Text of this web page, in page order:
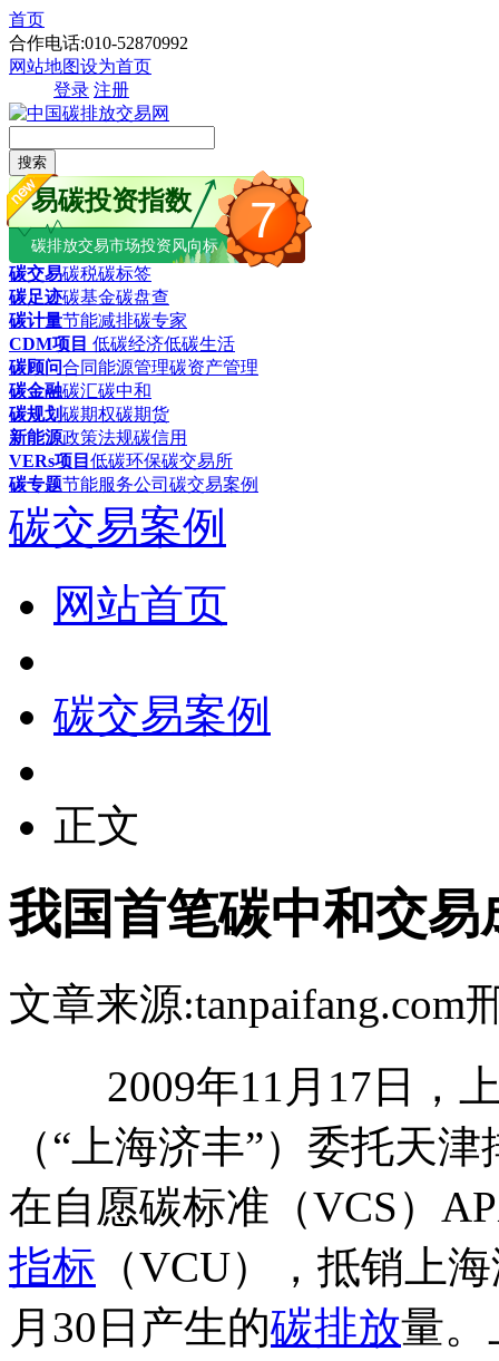
首页
合作电话:010-52870992
网站地图设为首页
登录 注册
搜索
7
易碳投资指数
碳排放交易市场投资风向标
碳交易碳税碳标签
碳足迹碳基金碳盘查
碳计量节能减排碳专家
CDM项目 低碳经济低碳生活
碳顾问合同能源管理碳资产管理
碳金融碳汇碳中和
碳规划碳期权碳期货
新能源政策法规碳信用
VERs项目 低碳环保碳交易所
碳专题节能服务公司 碳交易案例
碳交易案例
网站首页
碳交易案例
正文
我国首笔碳中和交易
文章来源:tanpaifang.com
2009年11月17日，上
（“上海济丰”）委托天
在自愿碳标准（VCS）
指标 （VCU），抵销上
月30日产生的碳排放量。